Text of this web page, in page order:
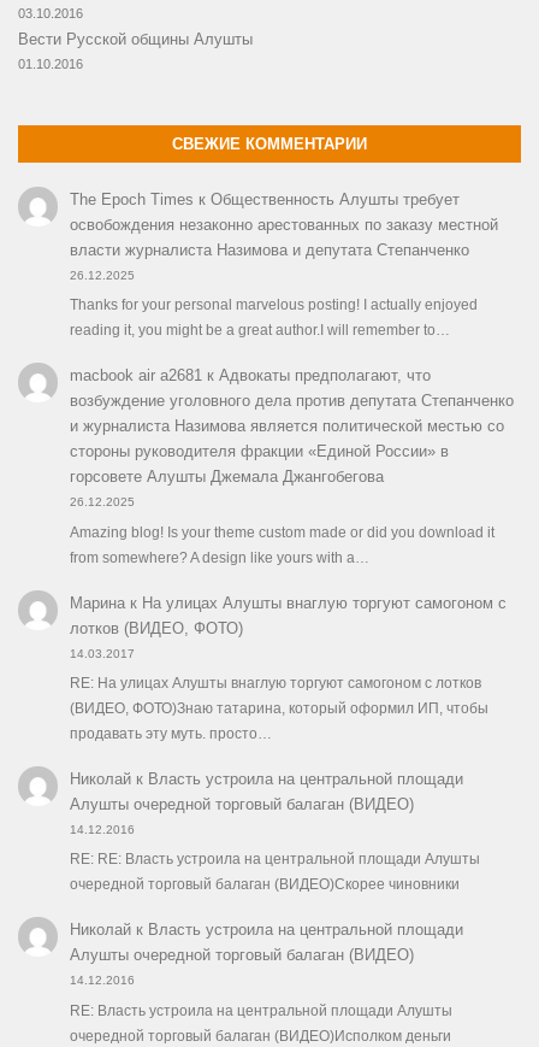
03.10.2016
Вести Русской общины Алушты
01.10.2016
СВЕЖИЕ КОММЕНТАРИИ
The Epoch Times к Общественность Алушты требует
освобождения незаконно арестованных по заказу местной
власти журналиста Назимова и депутата Степанченко
26.12.2025
Thanks for your personal marvelous posting! I actually enjoyed
reading it, you might be a great author.I will remember to…
macbook air a2681к Адвокаты предполагают, что
возбуждение уголовного дела против депутата Степанченко
и журналиста Назимова является политической местью со
стороны руководителя фракции «Единой России» в
горсовете Алушты Джемала Джангобегова
26.12.2025
Amazing blog! Is your theme custom made or did you download it
from somewhere? A design like yours with a…
Маринак На улицах Алушты внаглую торгуют самогоном с
лотков (ВИДЕО, ФОТО)
14.03.2017
RE: На улицах Алушты внаглую торгуют самогоном с лотков
(ВИДЕО, ФОТО)Знаю татарина, который оформил ИП, чтобы
продавать эту муть. просто…
Николайк Власть устроила на центральной площади
Алушты очередной торговый балаган (ВИДЕО)
14.12.2016
RE: RE: Власть устроила на центральной площади Алушты
очередной торговый балаган (ВИДЕО)Скорее чиновники
Николайк Власть устроила на центральной площади
Алушты очередной торговый балаган (ВИДЕО)
14.12.2016
RE: Власть устроила на центральной площади Алушты
очередной торговый балаган (ВИДЕО)Исполком деньги